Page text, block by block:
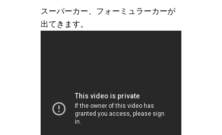
スーパーカー、フォーミュラーカーが
出てきます。